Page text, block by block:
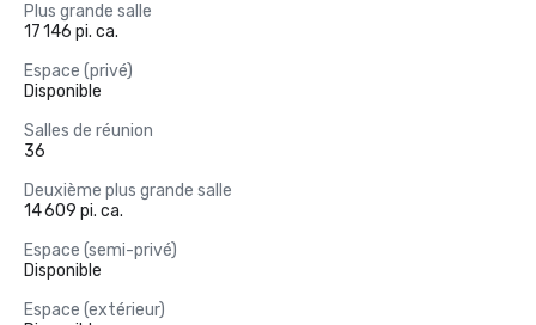
Plus grande salle
17 146 pi. ca.
Espace (privé)
Disponible
Salles de réunion
36
Deuxième plus grande salle
14 609 pi. ca.
Espace (semi-privé)
Disponible
Espace (extérieur)